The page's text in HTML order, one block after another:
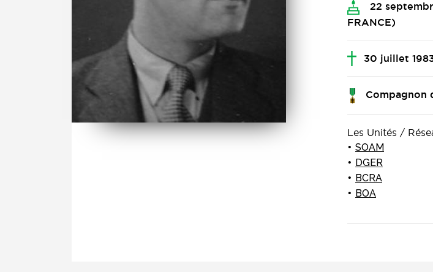
22
FRANCE)
30 juillet
Compagnon
Les Unités /
SOAM
DGER
BCRA
BOA